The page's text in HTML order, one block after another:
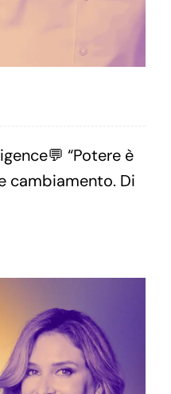
“Potere è
cambiamento. Di